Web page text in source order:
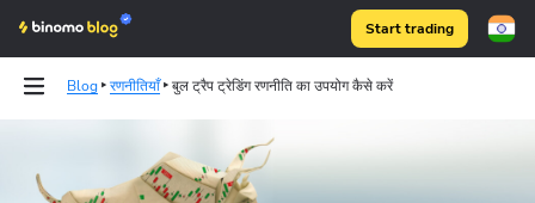
Start trading
Blog रणनीतियाँ बुल ट्रैप ट्रेडिंग रणनीति का उपयोग कैसे करें
Binomo on Telegram